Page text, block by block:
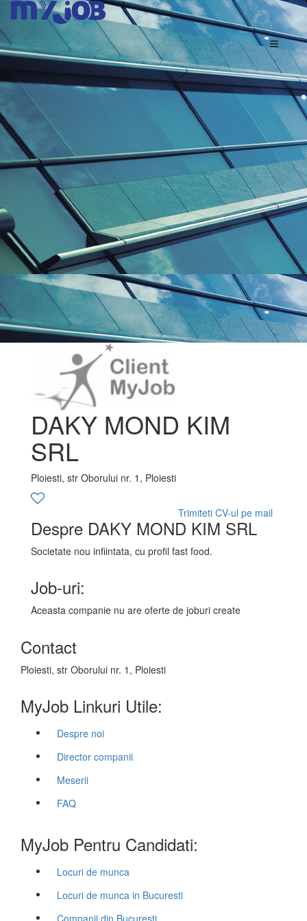
DAKY MOND KIM
SRL
Ploiesti, str Oborului nr. 1, Ploiesti
Trimiteti CV-ul pe mail
Despre DAKY MOND KIM SRL
Societate nou infiintata, cu profil fast food.
Job-uri:
Aceasta companie nu are oferte de joburi create
Contact
Ploiesti, str Oborului nr. 1, Ploiesti
MyJob Linkuri Utile:
Despre noi
Director companii
Meserii
FAQ
MyJob Pentru Candidati:
Locuri de munca
Locuri de munca in Bucuresti
Companii din Bucuresti